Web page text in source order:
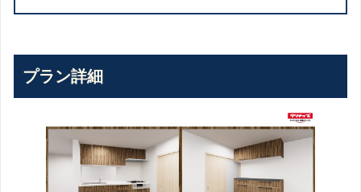
プラン詳細